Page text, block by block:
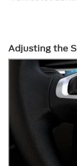
Adjusting the